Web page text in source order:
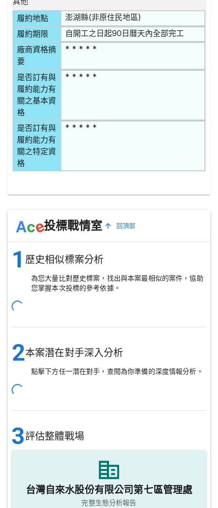
履約地點
澎湖縣(非原住民地區)
履約期限 自開工之日起90日曆天內全部完工
廠商資格摘
要
* * * * *
是否訂有與
履約能力有
關之基本資
格
* * * * *
是否訂有與
履約能力有
關之特定資
格
* * * * *
Ace投標戰情室 回頂部
1 歷史相似標案分析
為您大量比對歷史標案，找出與本案最相似的案件，協助
您掌握本次投標的參考依據。
2本案潛在對手深入分析
點擊下方任一潛在對手，查閱為你準備的深度情報分析。
3評估整體戰場
台灣自來水股份有限公司第七區管理處
完整生態分析報告